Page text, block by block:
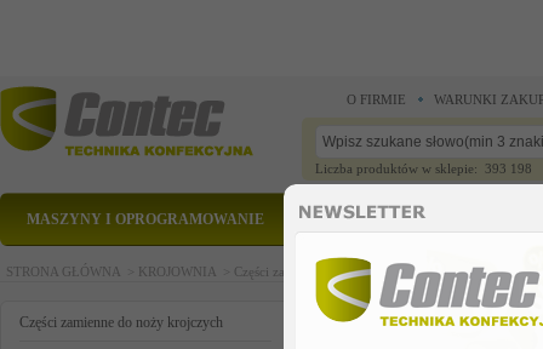
O FIRMIE WARUNKI
Liczba produktów w sklepie: 393 198
MASZYNY I OPROGRAMOWANIE CZĘŚCI ZAMIENNE
STRONA GŁÓWNA > KROJOWNIA > Części zamienne do noży krojczych >Części
Części zamienne do noży krojczych sprężynka